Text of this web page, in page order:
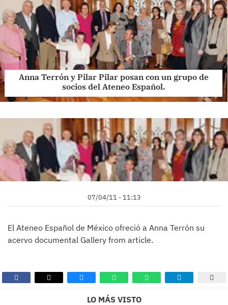
Anna Terrón y Pilar Pilar posan con un grupo de
socios del Ateneo Español.
07/04/11 - 11:13
El Ateneo Español de México ofreció a Anna Terrón su
acervo documental Gallery from article.
LO MÁS VISTO